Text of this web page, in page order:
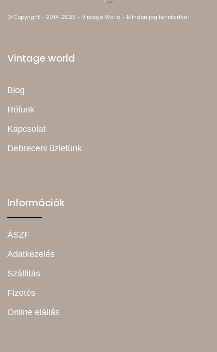
© Copyright – 2014-2025 – Vintage World – Minden jog fenntartva!
Vintage world
Blog
Rólunk
Kapcsolat
Debreceni üzletünk
Információk
ÁSZF
Adatkezelés
Szállítás
Fizetés
Online elállás